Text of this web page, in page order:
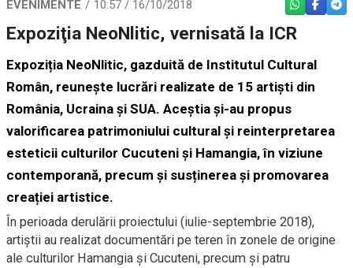
EVENIMENTE 10:57 / 16/10/2018 WHATSAPP
Expoziţia NeoNlitic, vernisată la ICR
Expoziția NeoNlitic, gazduită de Institutul Cultural
Român, reunește lucrări realizate de 15 artiști din
România, Ucraina și SUA. Aceştia și-au propus
valorificarea patrimoniului cultural și reinterpretarea
esteticii culturilor Cucuteni și Hamangia, în viziune
contemporană, precum și susținerea și promovarea
creației artistice.
În perioada derulării proiectului (iulie-septembrie 2018),
artiștii au realizat documentări pe teren în zonele de origine
ale culturilor Hamangia și Cucuteni, precum și patru